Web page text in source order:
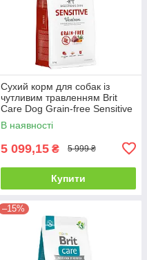
Сухий корм для собак із
чутливим травленням Brit
Care Dog Grain-free Sensitive
беззерновий - 12 кг
В наявності
5 099,15 ₴ 5 999 ₴
Купити
–15%